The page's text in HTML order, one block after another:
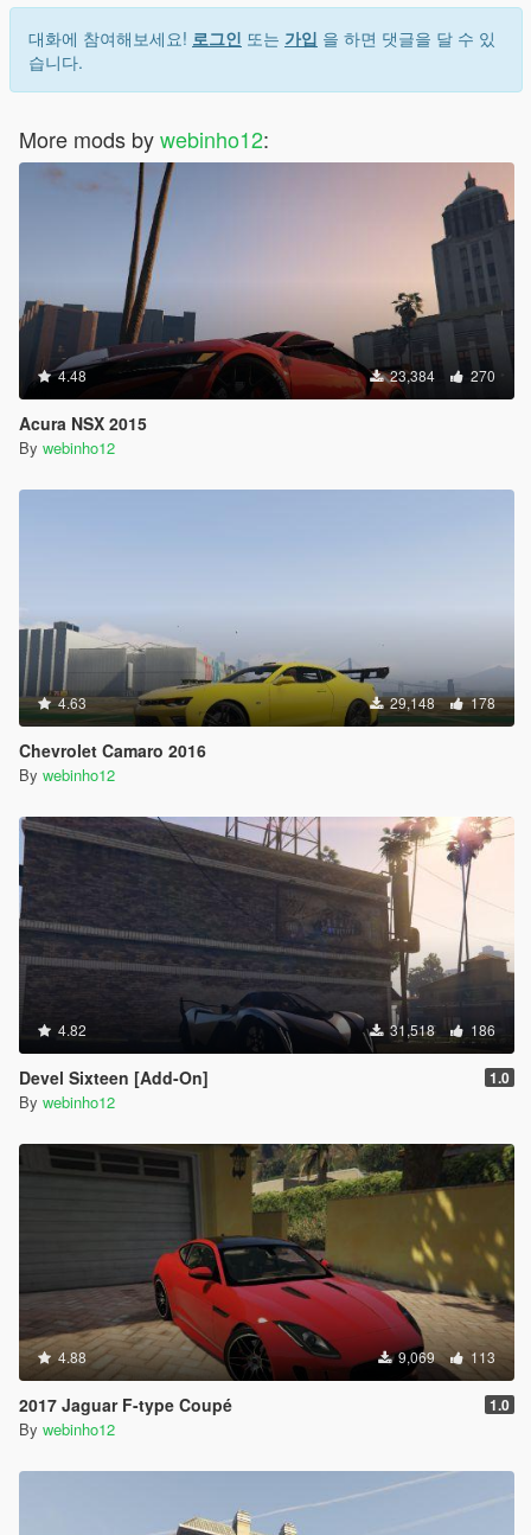
대화에 참여해보세요! 로그인 또는 가입 을 하면 댓글을 달 수 있
습니다.
More mods bywebinho12:
4.48 23,384 270
Acura NSX 2015
By webinho12
4.63 29,148 178
Chevrolet Camaro 2016
By webinho12
4.82 31,518 186
Devel Sixteen [Add-On] 1.0
By webinho12
4.88 9,069 113
2017 Jaguar F-type Coupé 1.0
By webinho12